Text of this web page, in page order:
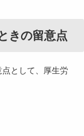
きの留意点
として、厚生労